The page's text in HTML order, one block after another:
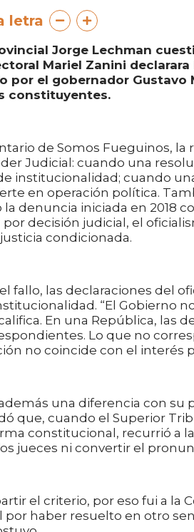
letra
Jorge Lechman
Mariel Zanini
por el gobernador
constituyentes.
de Somos Fueguinos,
Judicial: cuando una
institucionalidad; cuando
en operación política.
denuncia iniciada en 2018
por decisión judicial, el
condicionada.
fallo, las declaraciones del
“El Gobierno
En una República, las
Lo que no
no coincide con el interés
una diferencia con su
que, cuando el Superior
constitucional, recurrió a
los jueces ni convertir el
el criterio, por eso fui a la
por haber resuelto en otro